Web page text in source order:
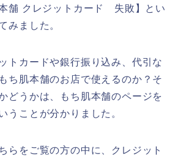
舗 クレジットカード 失敗】とい
みました。
トカードや銀行振り込み、代引な
ち肌本舗のお店で使えるのか？そ
どうかは、もち肌本舗のページを
うことが分かりました。
らをご覧の方の中に、クレジット